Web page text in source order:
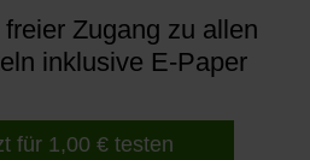
Zugang zu allen
inklusive E-Paper
für 1,00 € testen